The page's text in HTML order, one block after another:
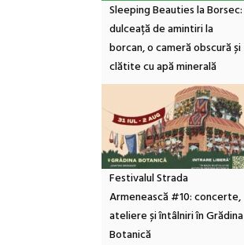
Sleeping Beauties la Borsec:
dulceață de amintiri la
borcan, o cameră obscură și
clătite cu apă minerală
Festivalul Strada
Armenească #10: concerte,
ateliere și întâlniri în Grădina
Botanică